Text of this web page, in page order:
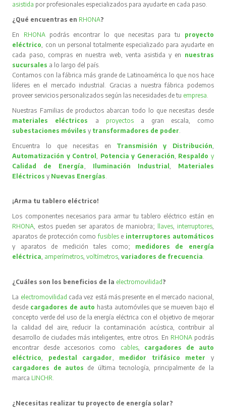
asistida por profesionales especializados para ayudarte en cada paso.
¿Qué encuentras en RHONA?
En RHONA podrás encontrar lo que necesitas para tu proyecto
eléctrico, con un personal totalmente especializado para ayudarte en
cada paso, compras en nuestra web, venta asistida y en nuestras
sucursales a lo largo del país.
Contamos con la fábrica más grande de Latinoamérica lo que nos hace
líderes en el mercado industrial. Gracias a nuestra fábrica podemos
proveer servicios personalizados según las necesidades de tu empresa.
Nuestras Familias de productos abarcan todo lo que necesitas desde
materiales eléctricos
a proyectos
a gran escala, como
subestaciones móvilesy transformadores de poder.
Encuentra lo que necesitas en Transmisión y Distribución,
Automatización y Control, Potencia y Generación, Respaldo y
Calidad de Energía, Iluminación Industrial , Materiales
Eléctricos y Nuevas Energías.
¡Arma tu tablero eléctrico!
Los componentes necesarios para armar tu tablero eléctrico están en
RHONA, estos pueden ser aparatos de maniobra; llaves, interruptores,
aparatos de protección comofusibles e interruptores automáticos
y aparatos de medición tales como; medidores de energía
eléctrica, amperímetros,voltímetros,variadores de frecuencia.
¿Cuáles son los beneficios de la electromovilidad ?
La electromovilidad cada vez está más presente en el mercado nacional,
desde cargadores de auto hasta automóviles que se mueven bajo el
concepto verde del uso de la energía eléctrica con el objetivo de mejorar
la calidad del aire, reducir la contaminación acústica, contribuir al
desarrollo de ciudades más inteligentes, entre otros. En RHONA podrás
encontrar desde accesorios como cables, cargadores de auto
eléctrico, pedestal cargador, medidor trifásico meter
y
cargadores de autos de última tecnología, principalmente de la
marca LINCHR.
¿Necesitas realizar tu proyecto de energía solar?